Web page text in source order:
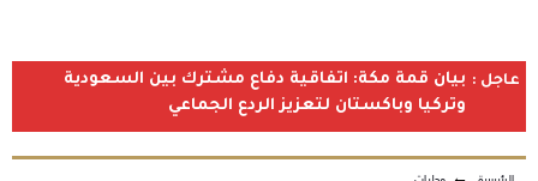
عاجل : بيان قمة مكة: اتفاقية دفاع مشترك بين السعودية
وتركيا وباكستان لتعزيز الردع الجماعي